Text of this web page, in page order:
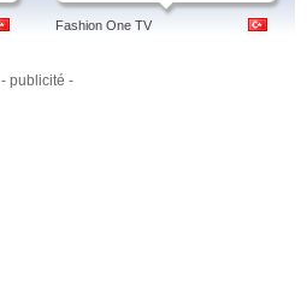
Fashion One TV
- publicité -